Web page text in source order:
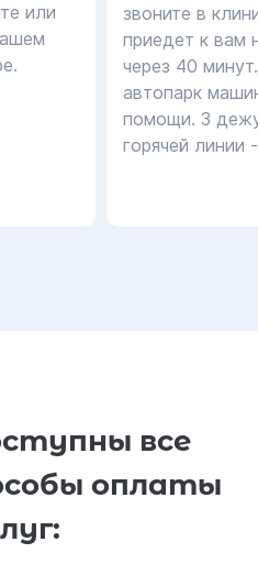
или
звоните в
приедет к вам
через 40
автопарк
помощи. 3
горячей линии
все
оплаты